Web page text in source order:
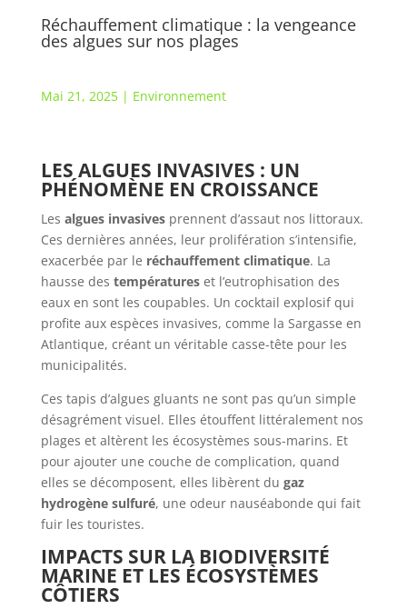
Réchauffement climatique : la vengeance
des algues sur nos plages
Mai 21, 2025| Environnement
LES ALGUES INVASIVES : UN
PHÉNOMÈNE EN CROISSANCE
Les algues invasivesprennent d’assaut nos littoraux.
Ces dernières années, leur prolifération s’intensifie,
exacerbée par le réchauffement climatique. La
hausse des températureset l’eutrophisation des
eaux en sont les coupables. Un cocktail explosif qui
profite aux espèces invasives, comme la Sargasse en
Atlantique, créant un véritable casse-tête pour les
municipalités.
Ces tapis d’algues gluants ne sont pas qu’un simple
désagrément visuel. Elles étouffent littéralement nos
plages et altèrent les écosystèmes sous-marins. Et
pour ajouter une couche de complication, quand
elles se décomposent, elles libèrent du gaz
hydrogène sulfuré, une odeur nauséabonde qui fait
fuir les touristes.
IMPACTS SUR LA BIODIVERSITÉ
MARINE ET LES ÉCOSYSTÈMES
CÔTIERS